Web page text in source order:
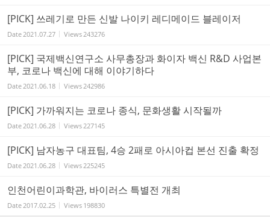
[PICK] 쓰레기로 만든 신발 나이키 레디메이드 블레이저
Date2021.07.27 Views243276
[PICK] 국제백신연구소 사무총장과 화이자 백신 R&D 사업본
부, 코로나 백신에 대해 이야기하다
Date2021.06.18 Views242986
[PICK] 가까워지는 코로나 종식, 문화생활 시작될까
Date2021.06.28 Views227145
[PICK] 남자농구 대표팀, 4승 2패로 아시아컵 본선 진출 확정
Date2021.06.28 Views225245
인천어린이과학관, 바이러스 특별전 개최
Date2017.02.25 Views 198830